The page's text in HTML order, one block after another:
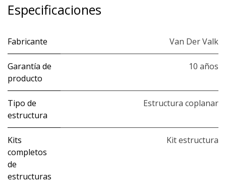
Especificaciones
Fabricante Van Der Valk
Garantía de
producto
10 años
Tipo de
estructura
Estructura coplanar
Kits
completos
de
estructuras
Kit estructura